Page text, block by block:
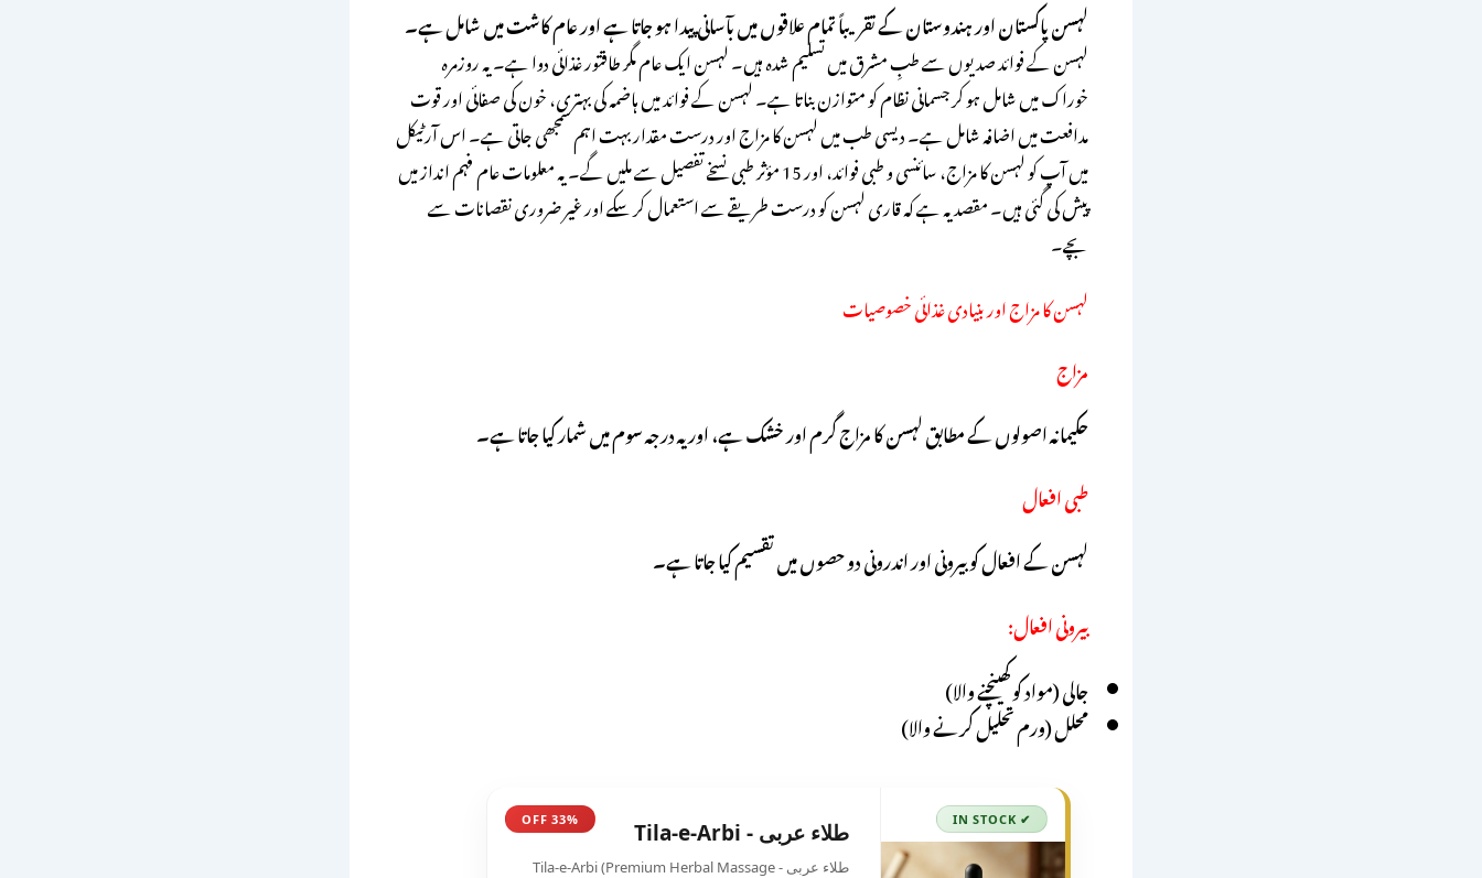
لہسن پاکستان اور ہندوستان کے تقریباً تمام علاقوں میں بآسانی پیدا ہو جاتا ہے اور عام کاشت میں شامل ہے۔
لہسن کے فوائد صدیوں سے طبِ مشرق میں تسلیم شدہ ہیں۔ لہسن ایک عام مگر طاقتور غذائی دوا ہے۔ یہ روزمرہ
خوراک میں شامل ہو کر جسمانی نظام کو متوازن بناتا ہے۔ لہسن کے فوائد میں ہاضمہ کی بہتری، خون کی صفائی اور قوت
مدافعت میں اضافہ شامل ہے۔ دیسی طب میں لہسن کا مزاج اور درست مقدار بہت اہم سمجھی جاتی ہے۔ اس آرٹیکل
میں آپ کو لہسن کا مزاج، سائنسی و طبی فوائد، اور 15 مؤثر طبی نسخے تفصیل سے ملیں گے۔ یہ معلومات عام فہم انداز میں
پیش کی گئی ہیں۔ مقصد یہ ہے کہ قاری لہسن کو درست طریقے سے استعمال کر سکے اور غیر ضروری نقصانات سے
بچے۔
لہسن کا مزاج اور بنیادی غذائی خصوصیات
مزاج
حکیمانہ اصولوں کے مطابق لہسن کا مزاج گرم اور خشک ہے، اور یہ درجہ سوم میں شمار کیا جاتا ہے۔
طبی افعال
لہسن کے افعال کو بیرونی اور اندرونی دو حصوں میں تقسیم کیا جاتا ہے۔
بیرونی افعال:
جالی (مواد کو کھینچنے والا)
محلل (ورم تحلیل کرنے والا)